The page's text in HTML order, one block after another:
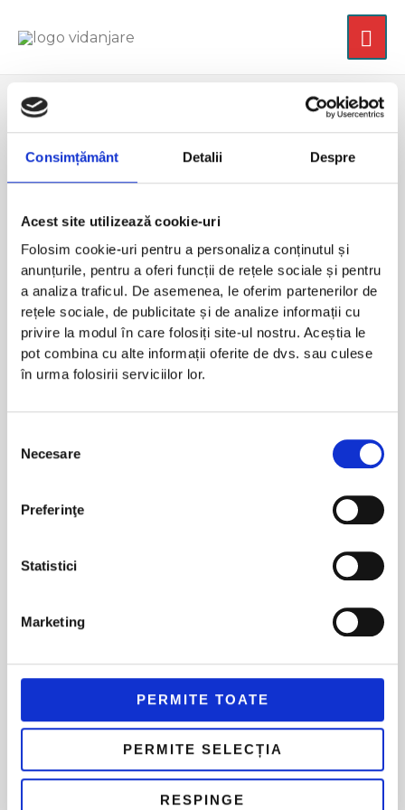
Consimțământ Detalii Despre
Acest site utilizează cookie-uri
Folosim cookie-uri pentru a personaliza conținutul și
anunțurile, pentru a oferi funcții de rețele sociale și pentru
a analiza traficul. De asemenea, le oferim partenerilor de
rețele sociale, de publicitate și de analize informații cu
privire la modul în care folosiți site-ul nostru. Aceștia le
pot combina cu alte informații oferite de dvs. sau culese
în urma folosirii serviciilor lor.
consimțământului
Necesare
Preferinţe
Statistici
Marketing
PERMITE TOATE
PERMITE SELECȚIA
RESPINGE
Uncategorized
hello world!
1 Comment /Uncategorized/ Byadmin
Welcome to WordPress. This is your first post. Edit
or delete it, then start writing!
Home